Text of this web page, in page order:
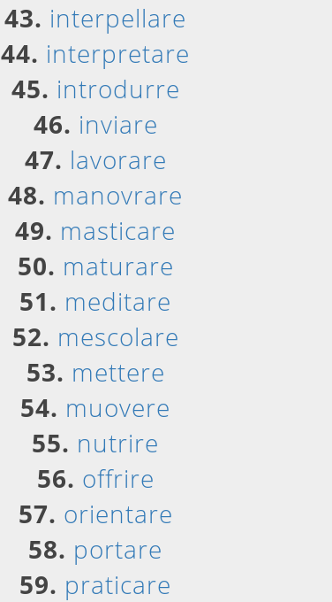
43. interpellare
44. interpretare
45. introdurre
46. inviare
47. lavorare
48. manovrare
49. masticare
50. maturare
51. meditare
52. mescolare
53. mettere
54. muovere
55. nutrire
56. offrire
57. orientare
58. portare
59. praticare